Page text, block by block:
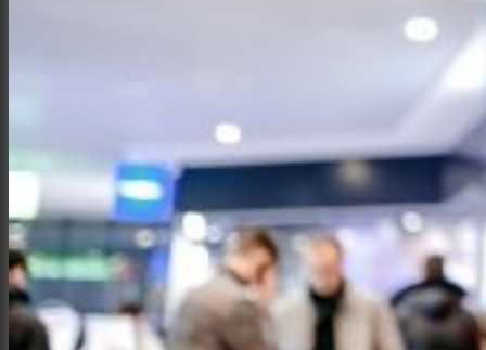
Репортажи и корпоративы
Фуд фотограф